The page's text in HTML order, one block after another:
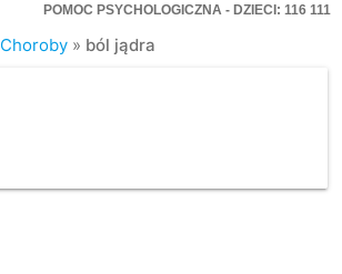
POMOC PSYCHOLOGICZNA - DZIECI: 116 111
Choroby » ból jądra